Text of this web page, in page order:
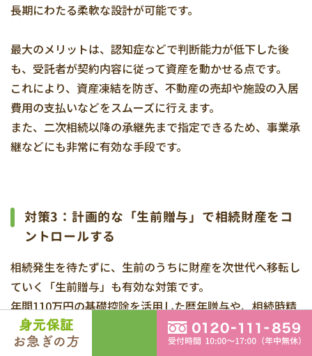
長期にわたる柔軟な設計が可能です。
最大のメリットは、認知症などで判断能力が低下した後
も、受託者が契約内容に従って資産を動かせる点です。
これにより、資産凍結を防ぎ、不動産の売却や施設の入居
費用の支払いなどをスムーズに行えます。
また、二次相続以降の承継先まで指定できるため、事業承
継などにも非常に有効な手段です。
対策3：計画的な「生前贈与」で相続財産をコ
ントロールする
相続発生を待たずに、生前のうちに財産を次世代へ移転し
ていく「生前贈与」も有効な対策です。
年間110万円の基礎控除を活用した暦年贈与や、相続時精
算課税制度、住宅取得等資金贈与の特例などを計画的に利
用することで、将来の相続財産そのものを減らし、相続税